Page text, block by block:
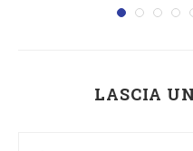
LASCIA